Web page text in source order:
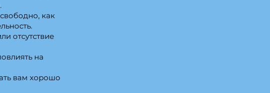
как
отсутствие
на
вам хорошо